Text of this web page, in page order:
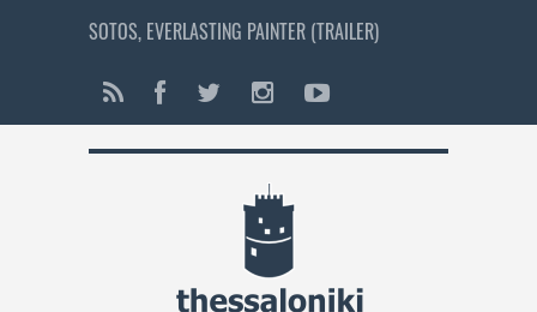
SOTOS, EVERLASTING PAINTER (TRAILER)